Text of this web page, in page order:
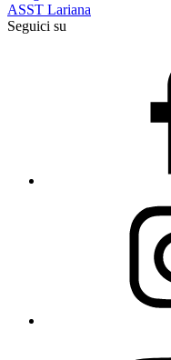
ASST Lariana
Seguici su